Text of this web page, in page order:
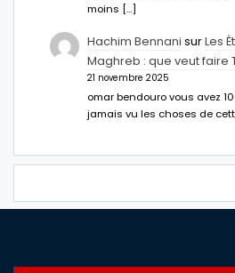
moins […]
Hachim Bennani surLes
Maghreb : que veut faire
21 novembre 2025
omar bendouro vous avez
jamais vu les choses de